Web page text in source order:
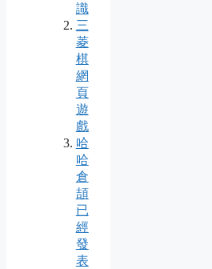
識
三
菱
棋
網
頁
遊
戲
哈
哈
倉
頡
已
經
發
表